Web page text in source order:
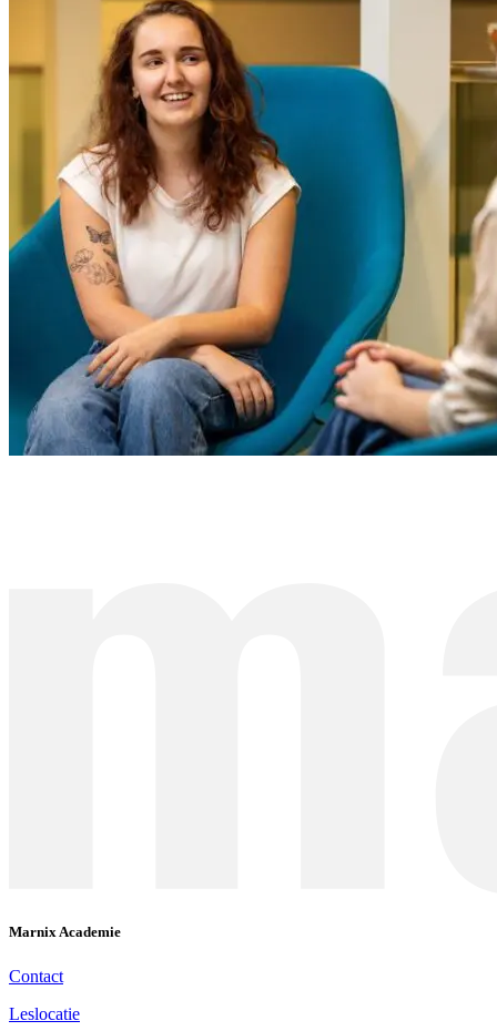
Marnix Academie
Contact
Leslocatie